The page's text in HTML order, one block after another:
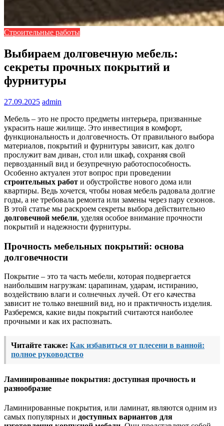
Строительные работы
Выбираем долговечную мебель:
секреты прочных покрытий и
фурнитуры
27.09.2025 admin
Мебель – это не просто предметы интерьера, призванные
украсить наше жилище. Это инвестиция в комфорт,
функциональность и долговечность. От правильного выбора
материалов, покрытий и фурнитуры зависит, как долго
прослужит вам диван, стол или шкаф, сохраняя свой
первозданный вид и безупречную работоспособность.
Особенно актуален этот вопрос при проведении
строительных работ и обустройстве нового дома или
квартиры. Ведь хочется, чтобы новая мебель радовала долгие
годы, а не требовала ремонта или замены через пару сезонов.
В этой статье мы раскроем секреты выбора действительно
долговечной мебели, уделяя особое внимание прочности
покрытий и надежности фурнитуры.
Прочность мебельных покрытий: основа
долговечности
Покрытие – это та часть мебели, которая подвергается
наибольшим нагрузкам: царапинам, ударам, истиранию,
воздействию влаги и солнечных лучей. От его качества
зависит не только внешний вид, но и практичность изделия.
Разберемся, какие виды покрытий считаются наиболее
прочными и как их распознать.
Читайте также: Как избавиться от плесени в ванной:
полное руководство
Ламинированные покрытия: доступная прочность и
разнообразие
Ламинированные покрытия, или ламинат, являются одним из
самых популярных и доступных вариантов для